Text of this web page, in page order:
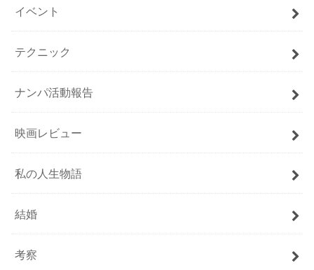
イベント
テクニック
ナンパ活動報告
映画レビュー
私の人生物語
結婚
考察